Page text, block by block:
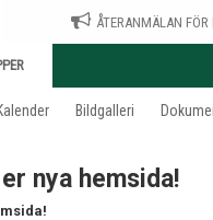
ÅTERANMÄLAN
Bildgalleri
nya hemsida!